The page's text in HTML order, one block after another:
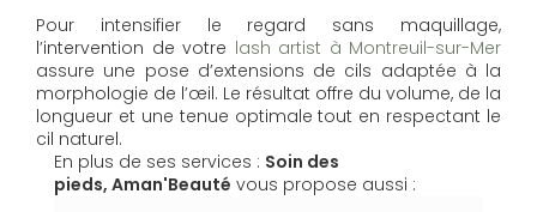
Pour intensifier le regard sans maquillage,
l’intervention de votre lash artist à Montreuil-sur-Mer
assure une pose d’extensions de cils adaptée à la
morphologie de l’œil. Le résultat offre du volume, de la
longueur et une tenue optimale tout en respectant le
cil naturel.
En plus de ses services : Soin des
pieds, Aman'Beauté vous propose aussi :